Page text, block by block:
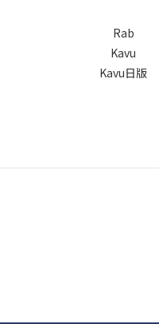
Rab
Kavu
Kavu日版